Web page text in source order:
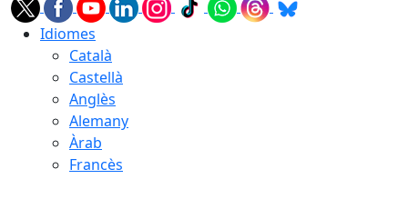
Idiomes
Català
Castellà
Anglès
Alemany
Àrab
Francès